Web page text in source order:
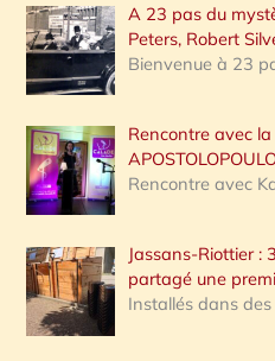
A 23 pas du
Peters, Robert
Bienvenue à 23
Rencontre avec
Rencontre avec
Jassans-Riottier :
partagé une
Installés dans